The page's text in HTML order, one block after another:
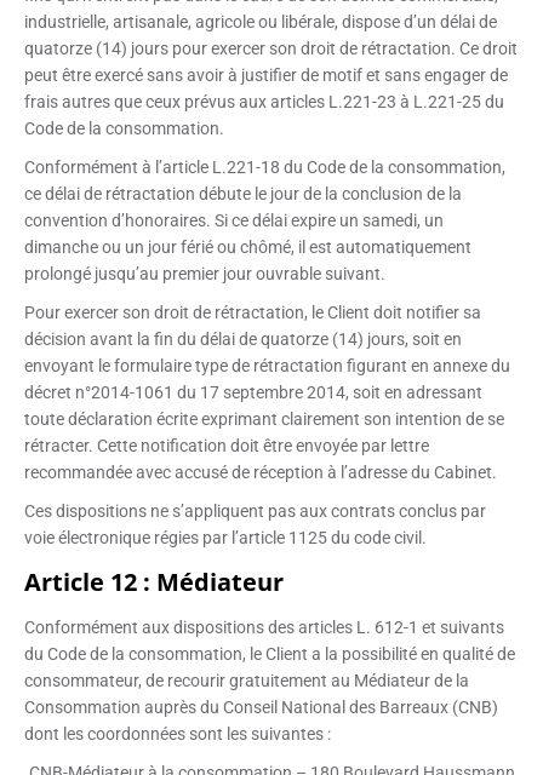
industrielle, artisanale, agricole ou libérale, dispose d’un délai de
quatorze (14) jours pour exercer son droit de rétractation. Ce droit
peut être exercé sans avoir à justifier de motif et sans engager de
frais autres que ceux prévus aux articles L.221-23 à L.221-25 du
Code de la consommation.
Conformément à l’article L.221-18 du Code de la consommation,
ce délai de rétractation débute le jour de la conclusion de la
convention d’honoraires. Si ce délai expire un samedi, un
dimanche ou un jour férié ou chômé, il est automatiquement
prolongé jusqu’au premier jour ouvrable suivant.
Pour exercer son droit de rétractation, le Client doit notifier sa
décision avant la fin du délai de quatorze (14) jours, soit en
envoyant le formulaire type de rétractation figurant en annexe du
décret n°2014-1061 du 17 septembre 2014, soit en adressant
toute déclaration écrite exprimant clairement son intention de se
rétracter. Cette notification doit être envoyée par lettre
recommandée avec accusé de réception à l’adresse du Cabinet.
Ces dispositions ne s’appliquent pas aux contrats conclus par
voie électronique régies par l’article 1125 du code civil.
Article 12 : Médiateur
Conformément aux dispositions des articles L. 612-1 et suivants
du Code de la consommation, le Client a la possibilité en qualité de
consommateur, de recourir gratuitement au Médiateur de la
Consommation auprès du Conseil National des Barreaux (CNB)
dont les coordonnées sont les suivantes :